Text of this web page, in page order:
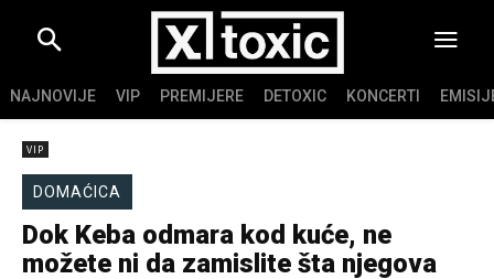
NAJNOVIJE VIP PREMIJERE DETOXIC KONCERTI
VIP
DOMAĆICA
Dok Keba odmara kod kuće, ne
možete ni da zamislite šta njegova